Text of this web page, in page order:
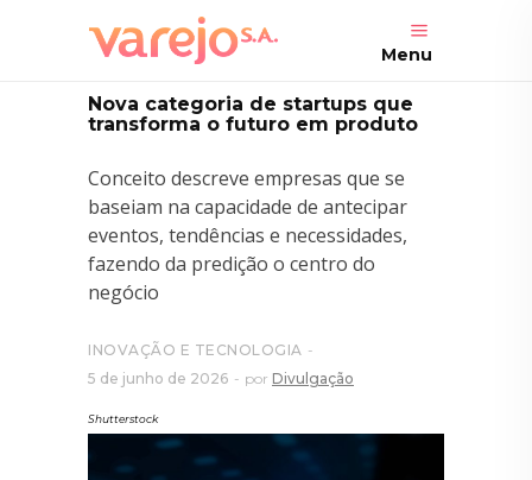
Menu
Nova categoria de startups que
transforma o futuro em produto
Conceito descreve empresas que se
baseiam na capacidade de antecipar
eventos, tendências e necessidades,
fazendo da predição o centro do
negócio
INOVAÇÃO E TECNOLOGIA
5 de junho de 2026
por Divulgação
Shutterstock